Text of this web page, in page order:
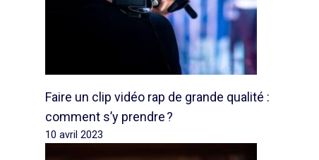
Faire un clip vidéo rap de grande qualité :
comment s’y prendre ?
10 avril 2023